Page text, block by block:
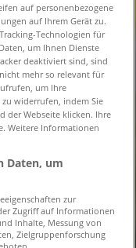
O Angebote
O" zu
auf personenbezogene
auf Ihrem Gerät zu.
Technologien für
um Ihnen Dienste
deaktiviert sind, sind
mehr so relevant für
um Ihre
widerrufen, indem Sie
der Webseite klicken. Ihre
Weitere Informationen
Daten, um
zur
Zugriff auf Informationen
Inhalte, Messung von
Zielgruppenforschung